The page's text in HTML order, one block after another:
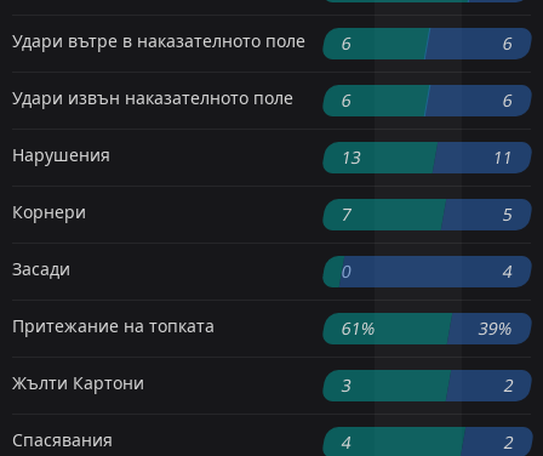
Удари вътре в наказателното поле 6 6
Удари извън наказателното поле 6 6
Нарушения 13 11
Корнери 7 5
Засади 0 4
Притежание на топката 61% 39%
Жълти Картони 3 2
Спасявания 4 2